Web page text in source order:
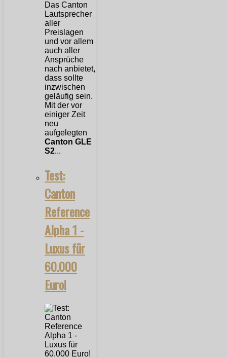
Das Canton
Lautsprecher
aller
Preislagen
und vor allem
auch aller
Ansprüche
nach anbietet,
dass sollte
inzwischen
geläufig sein.
Mit der vor
einiger Zeit
neu
aufgelegten
Canton GLE
S2...
Test:
Canton
Reference
Alpha 1 -
Luxus für
60.000
Euro!